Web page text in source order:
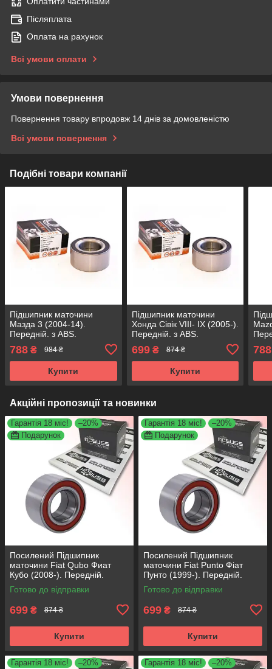
Післяплата
Оплата на рахунок
Всі умови оплати
Умови повернення
Повернення товару впродовж 14 днів за домовленістю
Всі умови повернення
Подібні товари компанії
Підшипник маточини
Мазда 3 (2004-14).
Передній. з ABS.
713615740 SHAFER
Австрія
788 ₴ 984 ₴
Купити
Підшипник маточини
Хонда Сівік VIII- IX (2005-).
Передній. з ABS.
713617880 SHAFER
Австрія
699₴ 874 ₴
Купити
788
Акційні пропозиції та новинки
Гарантія 18 міс!
–20%
Подарунок
Посилений Підшипник
маточини Fiat Qubo Фиат
Кубо (2008-). Передній.
АКСУСС Корея! VKBA3538 ,
R158.44 , 713690750
Готово до відправки
699 ₴ 874 ₴
Купити
Гарантія 18 міс!
–20%
Подарунок
Посилений Підшипник
маточини Fiat Punto Фіат
Пунто (1999-). Передній.
АКСУСС Корея! VKBA3538 ,
R158.44 , 713690750
Готово до відправки
699 ₴ 874 ₴
Купити
Гарантія 18 міс!
–20%
Гарантія 18 міс!
–20%